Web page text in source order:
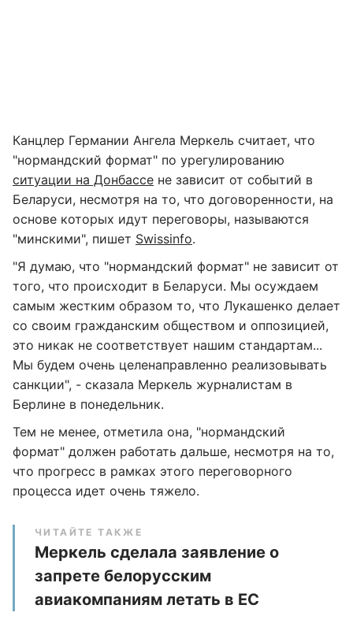
Канцлер Германии Ангела Меркель считает, что
"нормандский формат" по урегулированию
ситуации на Донбассе не зависит от событий в
Беларуси, несмотря на то, что договоренности, на
основе которых идут переговоры, называются
"минскими", пишет Swissinfo.
"Я думаю, что "нормандский формат" не зависит от
того, что происходит в Беларуси. Мы осуждаем
самым жестким образом то, что Лукашенко делает
со своим гражданским обществом и оппозицией,
это никак не соответствует нашим стандартам...
Мы будем очень целенаправленно реализовывать
санкции", - сказала Меркель журналистам в
Берлине в понедельник.
Тем не менее, отметила она, "нормандский
формат" должен работать дальше, несмотря на то,
что прогресс в рамках этого переговорного
процесса идет очень тяжело.
ЧИТАЙТЕ ТАКЖЕ
Меркель сделала заявление о
запрете белорусским
авиакомпаниям летать в ЕС